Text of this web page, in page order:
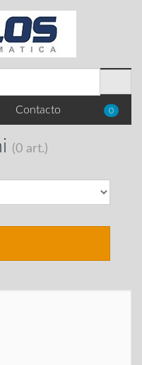
Contacto 0
(0 art.)